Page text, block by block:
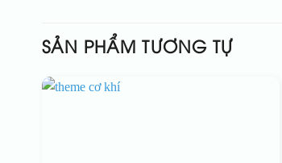
SẢN PHẨM TƯƠNG TỰ